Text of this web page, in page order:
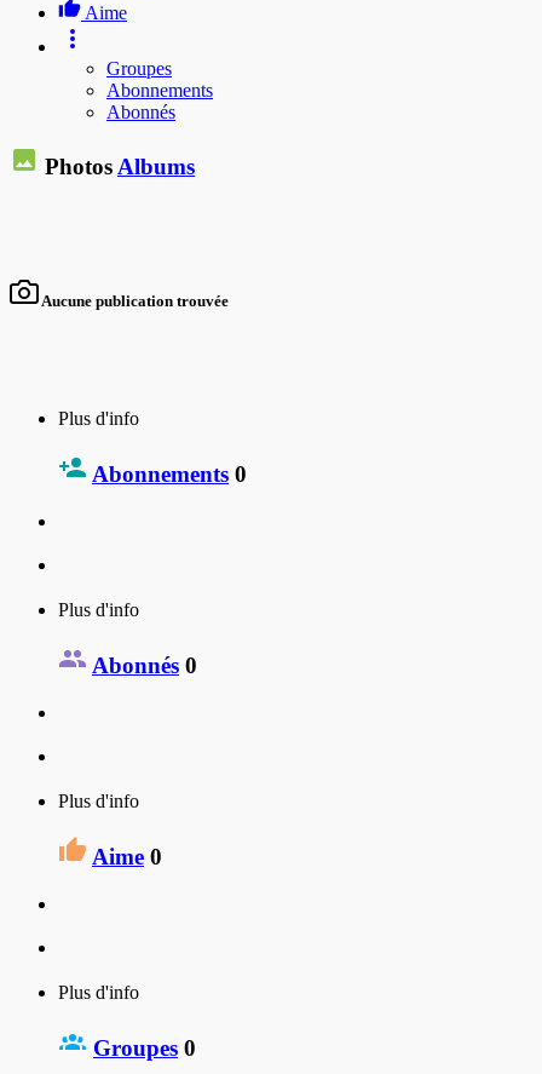
Aime
Groupes
Abonnements
Abonnés
PhotosAlbums
Aucune publication trouvée
Plus d'info
Abonnements 0
Plus d'info
Abonnés 0
Plus d'info
Aime 0
Plus d'info
Groupes 0